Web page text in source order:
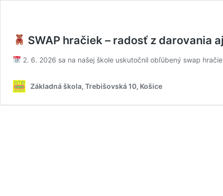
SWAP hračiek – radosť z darovania
2. 6. 2026 sa na našej škole uskutočnil obľúbený swap
Základná škola, Trebišovská 10, Košice